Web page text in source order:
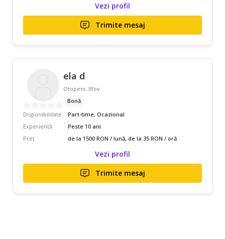
Vezi profil
Trimite mesaj
ela d
Otopeni, Ilfov
Bonă
Disponibilitate
Part-time, Ocazional
Experiență
Peste 10 ani
Preț
de la 1500 RON / lună, de la 35 RON / oră
Vezi profil
Trimite mesaj